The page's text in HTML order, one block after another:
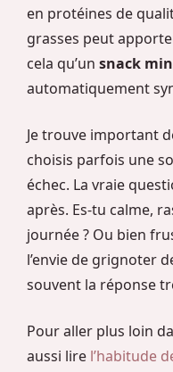
en protéines de
grasses peut
cela qu’un snack
automatiquement
Je trouve important
choisis parfois une
échec. La vraie
après. Es-tu calme,
journée ? Ou bien
l’envie de grignoter
souvent la réponse
Pour aller plus loin
aussi lire l’habitude